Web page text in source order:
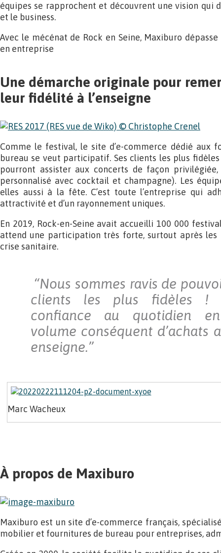
équipes se rapprochent et découvrent une vision qui
et le business.
Avec le mécénat de Rock en Seine, Maxiburo
en entreprise
Une démarche originale pour
leur fidélité à l’enseigne
Comme le festival, le site d’e-commerce dédié aux
bureau se veut participatif. Ses clients les plus
pourront assister aux concerts de façon
personnalisé avec cocktail et champagne). Les
elles aussi à la fête. C’est toute l’entreprise qui
attractivité et d’un rayonnement uniques.
En 2019, Rock-en-Seine avait accueilli 100 000
attend une participation très forte, surtout après les
crise sanitaire.
“Nous sommes ravis de
clients les plus fidèles !
confiance au quotidien
volume conséquent d’achats
enseigne.”
Marc Wacheux
À propos de Maxiburo
Maxiburo est un site d’e-commerce français,
mobilier et fournitures de bureau pour entreprises,